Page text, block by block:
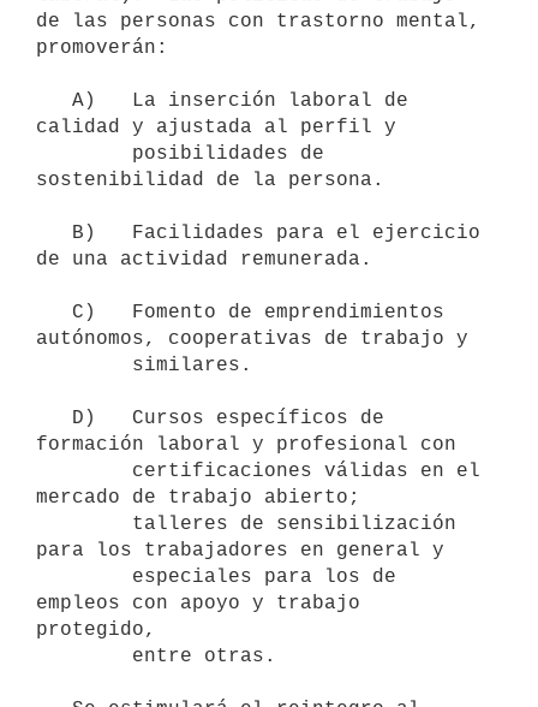
de las personas con trastorno mental,
promoverán:
calidad y ajustada al perfil y
sostenibilidad de la persona.
de una actividad remunerada.
autónomos, cooperativas de trabajo y
formación laboral y profesional con
mercado de trabajo abierto;
para los trabajadores en general y
empleos con apoyo y trabajo
protegido,